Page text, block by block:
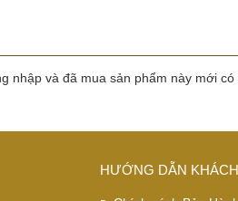
nhập và đã mua sản phẩm này mới có
HƯỚNG DẪN